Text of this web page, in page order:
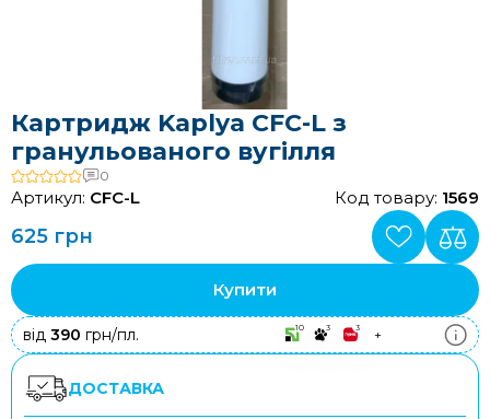
Картридж Kaplya CFC-L з
гранульованого вугілля
0
Артикул: CFC-L Код товару: 1569
625 грн
Купити
від 390 грн/пл. 10 3 3 +
ДОСТАВКА